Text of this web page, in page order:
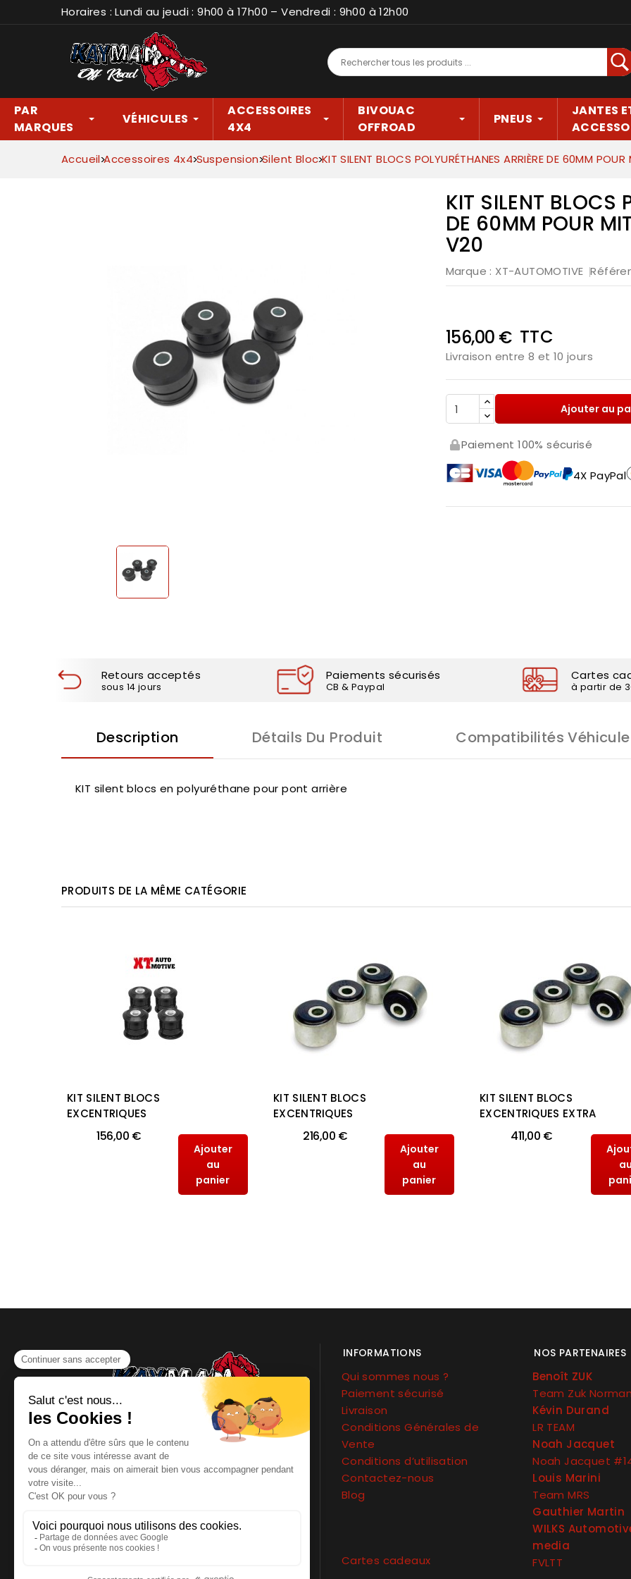
Horaires : Lundi au jeudi : 9h00 à 17h00 – Vendredi : 9h00 à 12h00
PAR
MARQUES
VÉHICULES
ACCESSOIRES
4X4
BIVOUAC
OFFROAD
PNEUS
JANTES
Accueil Accessoires 4x4 Suspension Silent Bloc KIT SILENT BLOCS POLYURÉTHANES ARRIÈRE DE 60MM
KIT SILENT BLOCS
DE 60MM POUR
V20
Marque : XT-AUTOMOTIVE
156,00 € TTC
Livraison entre 8 et 10 jours
Ajouter au
Paiement 100% sécurisé
4X PayPal
Retours acceptés
sous 14 jours
Paiements sécurisés
CB & Paypal
Cartes
à partir de
Description Détails Du Produit Compatibilités
KIT silent blocs en polyuréthane pour pont arrière
PRODUITS DE LA MÊME CATÉGORIE
KIT SILENT BLOCS
EXCENTRIQUES
156,00 €
Ajouter
au
panier
KIT SILENT BLOCS
EXCENTRIQUES
216,00 €
Ajouter
au
panier
KIT SILENT BLOCS
EXCENTRIQUES EXTRA
411,00 €
NOUS CONTACTER
Email
offroad.fr
INFORMATIONS
Qui sommes nous ?
Paiement sécurisé
Livraison
Conditions Générales de
Vente
Conditions d’utilisation
Contactez-nous
Blog
Cartes cadeaux
NOS PARTENAIRES
Benoît ZUK
Team Zuk
Kévin Durand
LR TEAM
Noah Jacquet
Noah Jacquet
Louis Marini
Team MRS
Gauthier Martin
WILKS
media
FVLTT